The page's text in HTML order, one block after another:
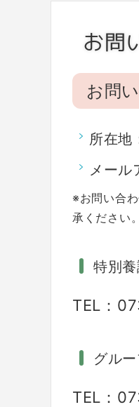
お問
お問
所在
メー
※お問い合
承ください。
特別
TEL：
グル
TEL：